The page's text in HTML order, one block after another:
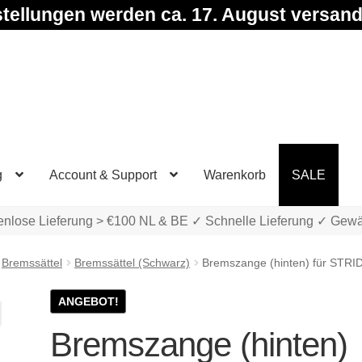
werden ca. 17. August
Account & Support Warenkorb SALE
Lieferung > €100 NL & BE ✓ Schnelle Lieferung ✓
Bremssättel Bremssättel (Schwarz) Bremszange (hinten) für
ANGEBOT!
Bremszange (hinten)